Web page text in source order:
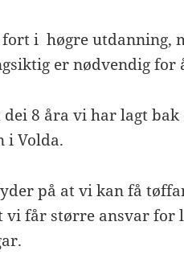
i høgre utdanning,
er nødvendig for
dei 8 åra vi har lagt
i Volda.
på at vi kan få
vi får større ansvar for